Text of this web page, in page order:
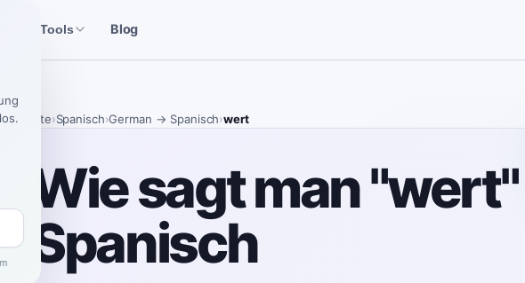
Tools Blog
Startseite›Spanisch›German → Spanisch›wert
Wie sagt man
Spanisch